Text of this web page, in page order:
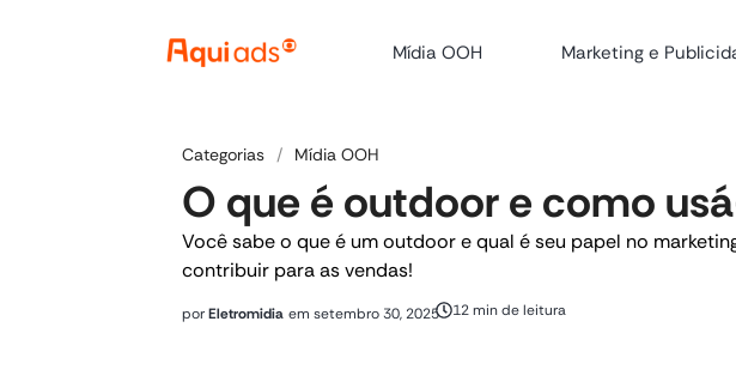
Mídia OOH Marketing e
Categorias / Mídia OOH
O que é outdoor e como
Você sabe o que é um outdoor e qual é seu papel no
contribuir para as vendas!
porEletromidia em setembro 30, 2025 12 min de leitura